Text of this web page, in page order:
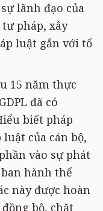
lãnh đạo của
pháp, xây
luật gắn với tổ
15 năm thực
đã có
biết pháp
của cán bộ,
vào sự phát
hành thể
này được hoàn
bộ, chặt